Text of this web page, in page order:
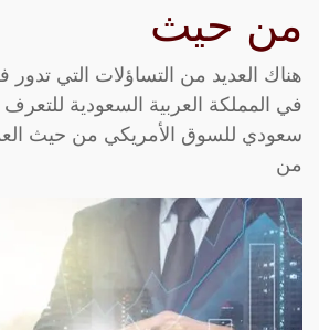
من حيث
هناك العديد من التساؤلات التي
في المملكة العربية السعودية
سعودي للسوق الأمريكي من حيث
من